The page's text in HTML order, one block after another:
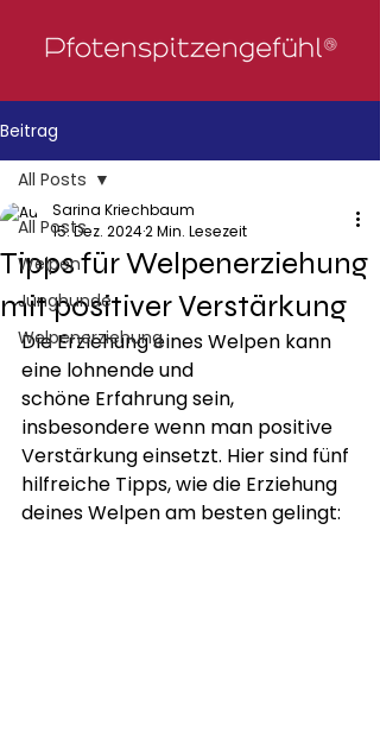
Beitrag
All Posts
Welpen
Junghunde
Welpenerziehung
All Posts
Tipps für Welpenerziehung
mit positiver Verstärkung
Sarina Kriechbaum
15. Dez. 20242 Min. Lesezeit
Die Erziehung eines Welpen kann
eine lohnende und
schöne Erfahrung sein,
insbesondere wenn man positive
Verstärkung einsetzt. Hier sind fünf
hilfreiche Tipps, wie die Erziehung
deines Welpen am besten gelingt: